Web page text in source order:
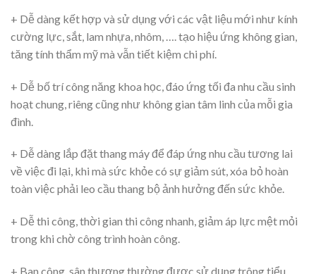
+ Dễ dàng kết hợp và sử dụng với các vật liệu mới như kính
cường lực, sắt, lam nhựa, nhôm, …. tạo hiệu ứng không gian,
tăng tính thẩm mỹ mà vẫn tiết kiệm chi phí.
+ Dễ bố trí công năng khoa học, đáo ứng tối đa nhu cầu sinh
hoạt chung, riêng cũng như không gian tâm linh của mỗi gia
đình.
+ Dễ dàng lắp đặt thang máy để đáp ứng nhu cầu tương lai
về việc đi lại, khi mà sức khỏe có sự giảm sút, xóa bỏ hoàn
toàn việc phải leo cầu thang bộ ảnh hưởng đến sức khỏe.
+ Dễ thi công, thời gian thi công nhanh, giảm áp lực mệt mỏi
trong khi chờ công trình hoàn công.
+ Ban công, sân thượng thường được sử dụng trông tiểu